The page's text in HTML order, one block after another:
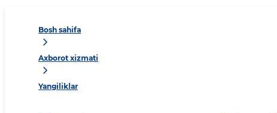
Bosh sahifa
Axborot xizmati
Yangiliklar